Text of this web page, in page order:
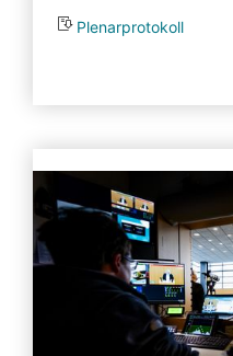
Plenarprotokoll